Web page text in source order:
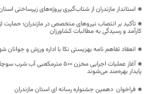
استاندار مازندران از شتاب‌گیری پروژه‌های زیرساختی
تأکید بر انتصاب نیروهای متخصص در مازندران؛ حمایت
کارآمد و رسیدگی به مطالبات کشاورزان
انعقاد تفاهم نامه بهزیستی نکا با اداره ورزش و جوانان
پایدار بهره‌مند می‌شوند
فراخوان دهمین جشنواره رسانه ای استان مازندران